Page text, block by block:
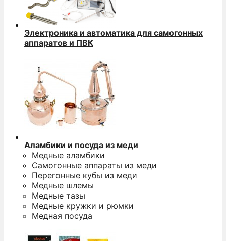
Электроника и автоматика для самогонных
аппаратов и ПВК
Аламбики и посуда из меди
Медные аламбики
Самогонные аппараты из меди
Перегонные кубы из меди
Медные шлемы
Медные тазы
Медные кружки и рюмки
Медная посуда